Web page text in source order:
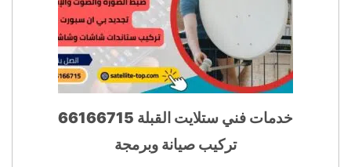
خدمات فني ستلايت القبلة 66166715
تركيب صيانة وبرمجة